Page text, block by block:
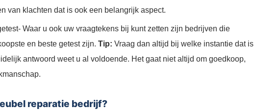
van klachten dat is ook een belangrijk aspect.
Waar u ook uw vraagtekens bij kunt zetten zijn bedrijven die
en beste getest zijn. Tip: Vraag dan altijd bij welke instantie dat is
antwoord weet u al voldoende. Het gaat niet altijd om goedkoop,
reparatie bedrijf?